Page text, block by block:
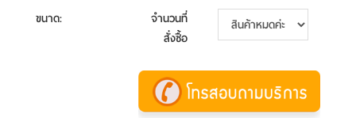
ขนาด:
จำนวนที่
สั่งซื้อ